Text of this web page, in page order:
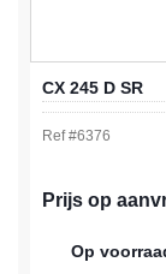
CX 245 D SR
Ref #6376
Prijs op
Op